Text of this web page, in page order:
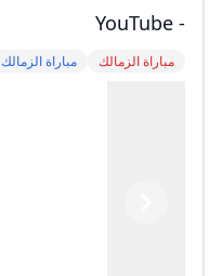
- YouTube
مباراة الزمالك مباراة الزمالك